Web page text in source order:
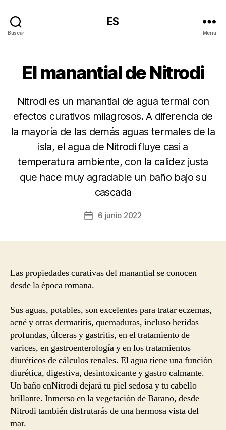
Buscar
ES
Menú
El manantial de Nitrodi
Nitrodi es un manantial de agua termal con
efectos curativos milagrosos. A diferencia de
la mayoría de las demás aguas termales de la
isla, el agua de Nitrodi fluye casi a
temperatura ambiente, con la calidez justa
que hace muy agradable un baño bajo su
cascada
Fecha6 junio 2022
Las propiedades curativas del manantial se conocen
desde la época romana.
Sus aguas, potables, son excelentes para tratar eczemas,
acné y otras dermatitis, quemaduras, incluso heridas
profundas, úlceras y gastritis, en el tratamiento de
varices, en gastroenterología y en los tratamientos
diuréticos de cálculos renales. El agua tiene una función
diurética, digestiva, desintoxicante y gastro calmante.
Un baño enNitrodi dejará tu piel sedosa y tu cabello
brillante. Inmerso en la vegetación de Barano, desde
Nitrodi también disfrutarás de una hermosa vista del
mar.